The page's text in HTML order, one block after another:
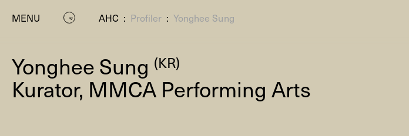
MENU AHC : Profiler : Yonghee Sung
Yonghee Sung (KR)
Kurator, MMCA Performing Arts